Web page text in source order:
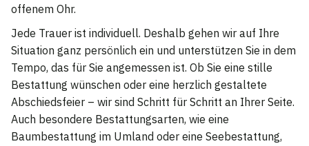
offenem Ohr.
Jede Trauer ist individuell. Deshalb gehen wir auf Ihre
Situation ganz persönlich ein und unterstützen Sie in dem
Tempo, das für Sie angemessen ist. Ob Sie eine stille
Bestattung wünschen oder eine herzlich gestaltete
Abschiedsfeier – wir sind Schritt für Schritt an Ihrer Seite.
Auch besondere Bestattungsarten, wie eine
Baumbestattung im Umland oder eine Seebestattung,